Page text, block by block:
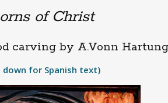
of Christ
carving by A.Vonn Hartung
down for Spanish text)